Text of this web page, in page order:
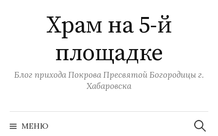
содержимомуХрам на 5-й
площадке
Блог прихода Покрова Пресвятой Богородицы г.
Хабаровска
МЕНЮ
Найти: